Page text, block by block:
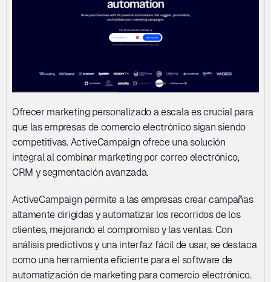
Ofrecer marketing personalizado a escala es crucial para
que las empresas de comercio electrónico sigan siendo
competitivas. ActiveCampaign ofrece una solución
integral al combinar marketing por correo electrónico,
CRM y segmentación avanzada.
ActiveCampaign permite a las empresas crear campañas
altamente dirigidas y automatizar los recorridos de los
clientes, mejorando el compromiso y las ventas. Con
análisis predictivos y una interfaz fácil de usar, se destaca
como una herramienta eficiente para el software de
automatización de marketing para comercio electrónico.